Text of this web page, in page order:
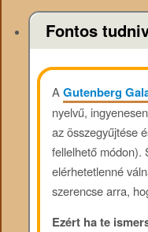
Fontos
AGutenberg
nyelvű,
az összegyűjtése
fellelhető módon).
elérhetetlenné
szerencse arra,
Ezért ha te